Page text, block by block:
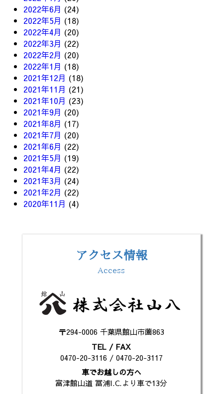
2022年6月 (24)
2022年5月 (18)
2022年4月 (20)
2022年3月 (22)
2022年2月 (20)
2022年1月 (18)
2021年12月 (18)
2021年11月 (21)
2021年10月 (23)
2021年9月 (20)
2021年8月 (17)
2021年7月 (20)
2021年6月 (22)
2021年5月 (19)
2021年4月 (22)
2021年3月 (24)
2021年2月 (22)
2020年11月 (4)
アクセス情報
Access
〒294-0006 千葉県館山市薗863
TEL / FAX
0470-20-3116 / 0470-20-3117
車でお越しの方へ
富津館山道 冨浦I.C.より車で13分